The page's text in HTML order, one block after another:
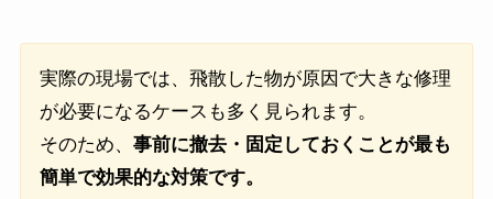
実際の現場では、飛散した物が原因で大きな修理
が必要になるケースも多く見られます。
そのため、 事前に撤去・固定しておくことが最も
簡単で効果的な対策です。